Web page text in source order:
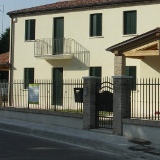
07/10/2022
Casa